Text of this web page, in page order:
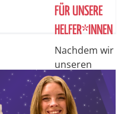
FÜR UNSERE
HELFER*INNEN
Nachdem wir
unseren
Helfer*innen
allen eine
Unterkunft